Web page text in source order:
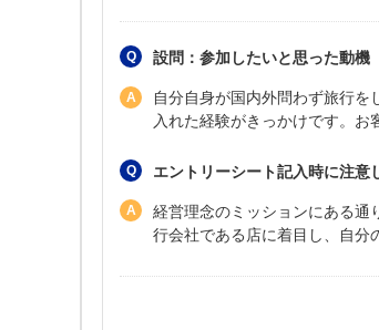
設問：参加したいと思った動機
自分自身が国内外問わず旅行
入れた経験がきっかけです。
エントリーシート記入時に注意
経営理念のミッションにある通
行会社である店に着目し、自分